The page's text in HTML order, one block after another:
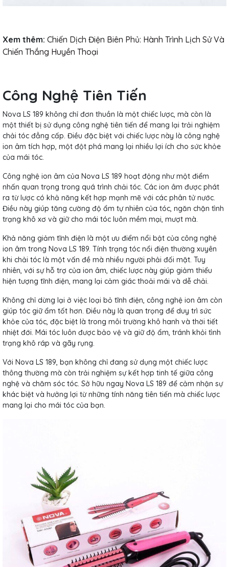
Xem thêm: Chiến Dịch Điện Biên Phủ: Hành Trình Lịch Sử Và
Chiến Thắng Huyền Thoại
Công Nghệ Tiên Tiến
Nova LS 189 không chỉ đơn thuần là một chiếc lược, mà còn là
một thiết bị sử dụng công nghệ tiên tiến để mang lại trải nghiệm
chải tóc đẳng cấp. Điều đặc biệt với chiếc lược này là công nghệ
ion âm tích hợp, một đột phá mang lại nhiều lợi ích cho sức khỏe
của mái tóc.
Công nghệ ion âm của Nova LS 189 hoạt động như một điểm
nhấn quan trọng trong quá trình chải tóc. Các ion âm được phát
ra từ lược có khả năng kết hợp mạnh mẽ với các phân tử nước.
Điều này giúp tăng cường độ ẩm tự nhiên của tóc, ngăn chặn tình
trạng khô xơ và giữ cho mái tóc luôn mềm mại, mượt mà.
Khả năng giảm tĩnh điện là một ưu điểm nổi bật của công nghệ
ion âm trong Nova LS 189. Tính trạng tóc nổi điện thường xuyên
khi chải tóc là một vấn đề mà nhiều người phải đối mặt. Tuy
nhiên, với sự hỗ trợ của ion âm, chiếc lược này giúp giảm thiểu
hiện tượng tĩnh điện, mang lại cảm giác thoải mái và dễ chải.
Không chỉ dừng lại ở việc loại bỏ tĩnh điện, công nghệ ion âm còn
giúp tóc giữ ẩm tốt hơn. Điều này là quan trọng để duy trì sức
khỏe của tóc, đặc biệt là trong môi trường khô hanh và thời tiết
nhiệt đới. Mái tóc luôn được bảo vệ và giữ độ ẩm, tránh khỏi tình
trạng khô ráp và gãy rụng.
Với Nova LS 189, bạn không chỉ đang sử dụng một chiếc lược
thông thường mà còn trải nghiệm sự kết hợp tinh tế giữa công
nghệ và chăm sóc tóc. Sở hữu ngay Nova LS 189 để cảm nhận sự
khác biệt và hưởng lợi từ những tính năng tiên tiến mà chiếc lược
mang lại cho mái tóc của bạn.